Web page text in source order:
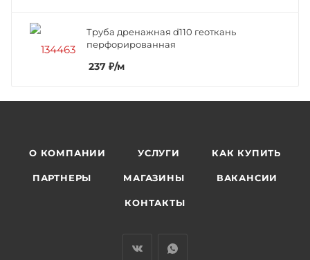
Труба дренажная d110 геоткань
перфорированная
237 ₽/м
О КОМПАНИИ УСЛУГИ КАК КУПИТЬ
ПАРТНЕРЫ МАГАЗИНЫ ВАКАНСИИ
КОНТАКТЫ